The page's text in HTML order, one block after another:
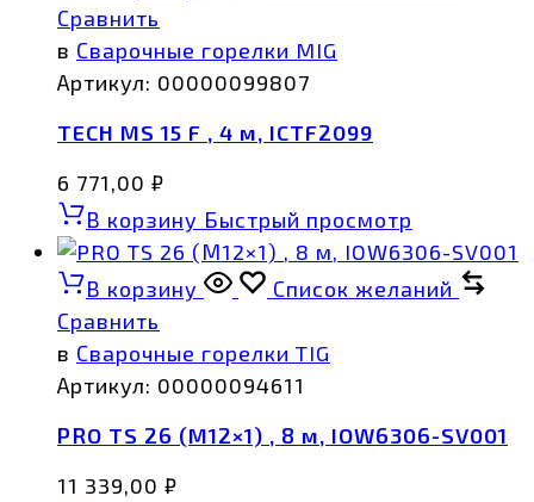
Сравнить
в Сварочные горелки MIG
Артикул: 00000099807
TECH MS 15 F , 4 м, ICTF2099
6 771,00 ₽
В корзину Быстрый просмотр
В корзину
Список желаний
Сравнить
в Сварочные горелки TIG
Артикул: 00000094611
PRO TS 26 (М12×1) , 8 м, IOW6306-SV001
11 339,00 ₽